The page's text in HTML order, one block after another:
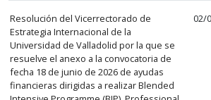
Resolución del Vicerrectorado de
Estrategia Internacional de la
Universidad de Valladolid por la que se
resuelve el anexo a la convocatoria de
fecha 18 de junio de 2026 de ayudas
financieras dirigidas a realizar Blended
02/